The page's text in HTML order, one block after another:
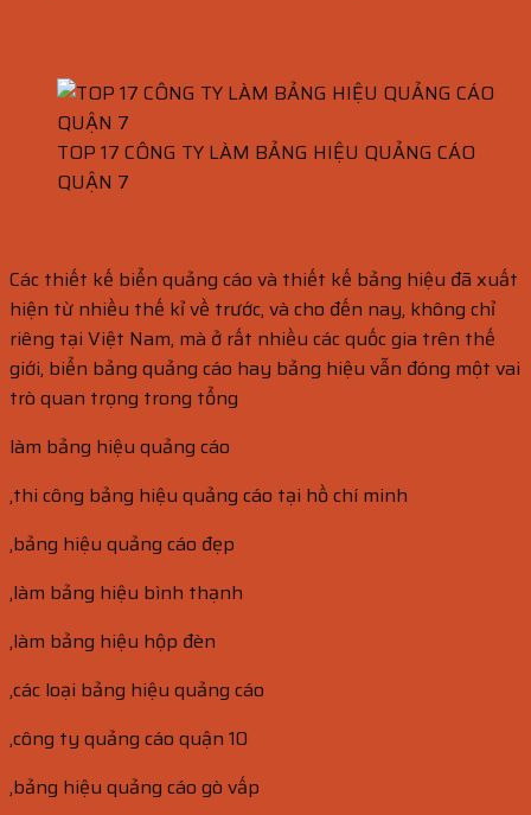
TOP 17 CÔNG TY LÀM BẢNG HIỆU QUẢNG CÁO
QUẬN 7
Các thiết kế biển quảng cáo và thiết kế bảng hiệu đã xuất
hiện từ nhiều thế kỉ về trước, và cho đến nay, không chỉ
riêng tại Việt Nam, mà ở rất nhiều các quốc gia trên thế
giới, biển bảng quảng cáo hay bảng hiệu vẫn đóng một vai
trò quan trọng trong tổng
làm bảng hiệu quảng cáo
,thi công bảng hiệu quảng cáo tại hồ chí minh
,bảng hiệu quảng cáo đẹp
,làm bảng hiệu bình thạnh
,làm bảng hiệu hộp đèn
,các loại bảng hiệu quảng cáo
,công ty quảng cáo quận 10
,bảng hiệu quảng cáo gò vấp